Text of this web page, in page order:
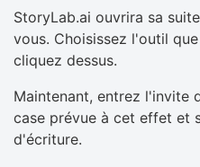
StoryLab.ai ouvrira sa
vous. Choisissez l'outil
cliquez dessus.
Maintenant, entrez l'invite
case prévue à cet effet et
d'écriture.